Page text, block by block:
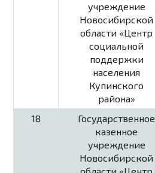
учреждение
Новосибирской
области «Центр
социальной
поддержки
населения
Купинского
района»
18
Государственное
казенное
учреждение
Новосибирской